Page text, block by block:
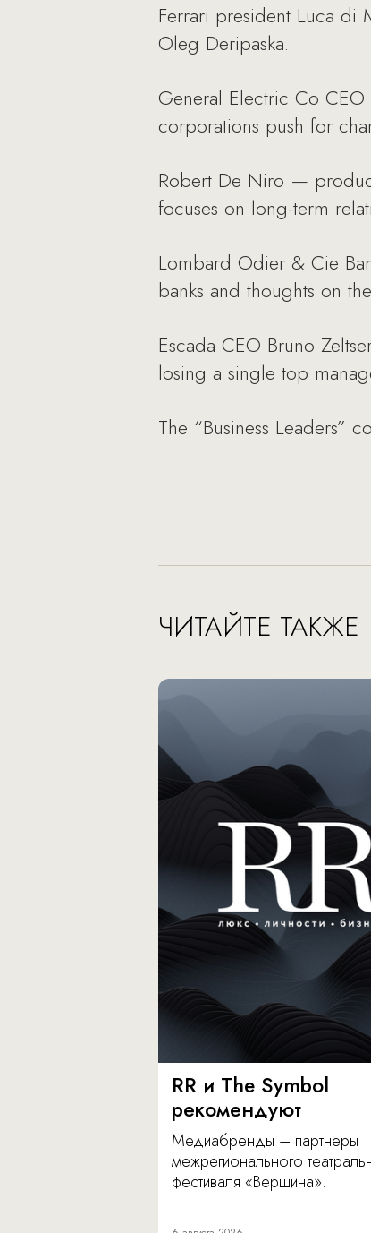
Ferrari president Luca di
Oleg Deripaska.
General Electric Co
corporations push for
Robert De Niro —
focuses on long-term
Lombard Odier & Cie
banks and thoughts on
Escada CEO Bruno
losing a single top
The “Business
ЧИТАЙТЕ ТАКЖЕ
RR и The Symbol
рекомендуют
Медиабренды – партнеры
межрегионального
фестиваля «Вершина».